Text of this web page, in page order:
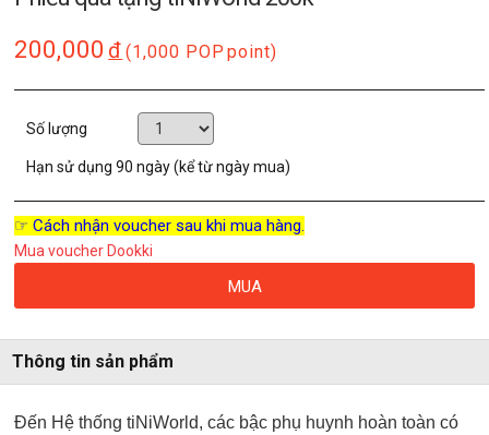
200,000 đ (1,000 POP point)
Số lượng
Hạn sử dụng90 ngày (kể từ ngày mua)
☞ Cách nhận voucher sau khi mua hàng.
Mua voucher Dookki
MUA
Thông tin sản phẩm
Đến Hệ thống tiNiWorld, các bậc phụ huynh hoàn toàn có